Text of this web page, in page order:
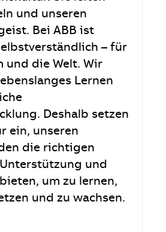
und unseren
Bei ABB ist
– für
und die Welt. Wir
Lernen
Deshalb setzen
ein, unseren
die richtigen
und
um zu lernen,
und zu wachsen.